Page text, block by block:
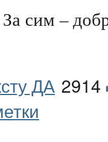
За сим –
ДА 2914